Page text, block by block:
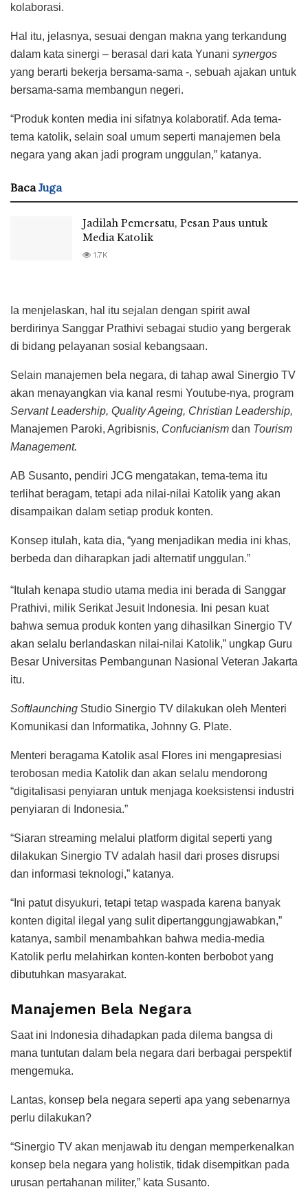
kolaborasi.
Hal itu, jelasnya, sesuai dengan makna yang terkandung
dalam kata sinergi – berasal dari kata Yunani synergos
yang berarti bekerja bersama-sama -, sebuah ajakan untuk
bersama-sama membangun negeri.
“Produk konten media ini sifatnya kolaboratif. Ada tema-
tema katolik, selain soal umum seperti manajemen bela
negara yang akan jadi program unggulan,” katanya.
Baca Juga
Jadilah Pemersatu, Pesan Paus untuk
Media Katolik
1.7K
Ia menjelaskan, hal itu sejalan dengan spirit awal
berdirinya Sanggar Prathivi sebagai studio yang bergerak
di bidang pelayanan sosial kebangsaan.
Selain manajemen bela negara, di tahap awal Sinergio TV
akan menayangkan via kanal resmi Youtube-nya, program
Servant Leadership, Quality Ageing, Christian Leadership,
Manajemen Paroki, Agribisnis, Confucianism dan Tourism
Management.
AB Susanto, pendiri JCG mengatakan, tema-tema itu
terlihat beragam, tetapi ada nilai-nilai Katolik yang akan
disampaikan dalam setiap produk konten.
Konsep itulah, kata dia, “yang menjadikan media ini khas,
berbeda dan diharapkan jadi alternatif unggulan.”
“Itulah kenapa studio utama media ini berada di Sanggar
Prathivi, milik Serikat Jesuit Indonesia. Ini pesan kuat
bahwa semua produk konten yang dihasilkan Sinergio TV
akan selalu berlandaskan nilai-nilai Katolik,” ungkap Guru
Besar Universitas Pembangunan Nasional Veteran Jakarta
itu.
Softlaunching Studio Sinergio TV dilakukan oleh Menteri
Komunikasi dan Informatika, Johnny G. Plate.
Menteri beragama Katolik asal Flores ini mengapresiasi
terobosan media Katolik dan akan selalu mendorong
“digitalisasi penyiaran untuk menjaga koeksistensi industri
penyiaran di Indonesia.”
“Siaran streaming melalui platform digital seperti yang
dilakukan Sinergio TV adalah hasil dari proses disrupsi
dan informasi teknologi,” katanya.
“Ini patut disyukuri, tetapi tetap waspada karena banyak
konten digital ilegal yang sulit dipertanggungjawabkan,”
katanya, sambil menambahkan bahwa media-media
Katolik perlu melahirkan konten-konten berbobot yang
dibutuhkan masyarakat.
Manajemen Bela Negara
Saat ini Indonesia dihadapkan pada dilema bangsa di
mana tuntutan dalam bela negara dari berbagai perspektif
mengemuka.
Lantas, konsep bela negara seperti apa yang sebenarnya
perlu dilakukan?
“Sinergio TV akan menjawab itu dengan memperkenalkan
konsep bela negara yang holistik, tidak disempitkan pada
urusan pertahanan militer,” kata Susanto.